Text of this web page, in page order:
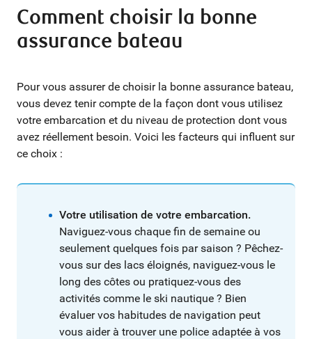
Comment choisir la bonne
assurance bateau
Pour vous assurer de choisir la bonne assurance bateau,
vous devez tenir compte de la façon dont vous utilisez
votre embarcation et du niveau de protection dont vous
avez réellement besoin. Voici les facteurs qui influent sur
ce choix :
Votre utilisation de votre embarcation.
Naviguez-vous chaque fin de semaine ou
seulement quelques fois par saison ? Pêchez-
vous sur des lacs éloignés, naviguez-vous le
long des côtes ou pratiquez-vous des
activités comme le ski nautique ? Bien
évaluer vos habitudes de navigation peut
vous aider à trouver une police adaptée à vos